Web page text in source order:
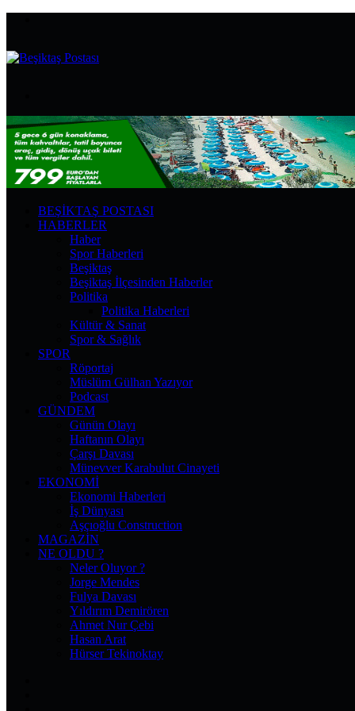
...
BEŞIKTAŞ POSTASI
HABERLER
Haber
Spor Haberleri
Beşiktaş
Beşiktaş İlçesinden Haberler
Politika
Politika Haberleri
Kültür & Sanat
Spor & Sağlık
SPOR
Röportaj
Müslüm Gülhan Yazıyor
Podcast
GÜNDEM
Günün Olayı
Haftanın Olayı
Çarşı Davası
Münevver Karabulut Cinayeti
EKONOMI
Ekonomi Haberleri
İş Dünyası
Aşçıoğlu Construction
MAGAZIN
NE OLDU ?
Neler Oluyor ?
Jorge Mendes
Fulya Davası
Yıldırım Demirören
Ahmet Nur Çebi
Hasan Arat
Hürser Tekinoktay